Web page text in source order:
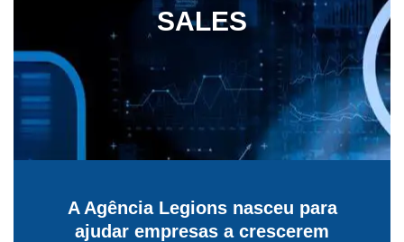
SALES
A Agência Legions nasceu para
ajudar empresas a crescerem